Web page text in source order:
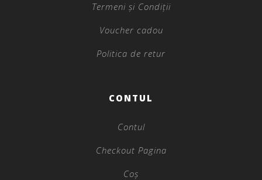
Termeni și Condiții
Voucher cadou
Politica de retur
CONTUL
Contul
Checkout Pagina
Coș